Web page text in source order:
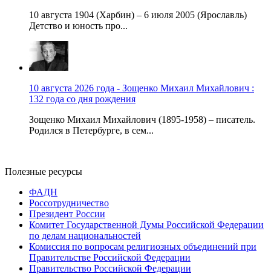
10 августа 1904 (Харбин) – 6 июля 2005 (Ярославль)
Детство и юность про...
10 августа 2026 года - Зощенко Михаил Михайлович :
132 года со дня рождения
Зощенко Михаил Михайлович (1895-1958) – писатель.
Родился в Петербурге, в сем...
Полезные ресурсы
ФАДН
Россотрудничество
Президент России
Комитет Государственной Думы Российской Федерации
по делам национальностей
Комиссия по вопросам религиозных объединений при
Правительстве Российской Федерации
Правительство Российской Федерации